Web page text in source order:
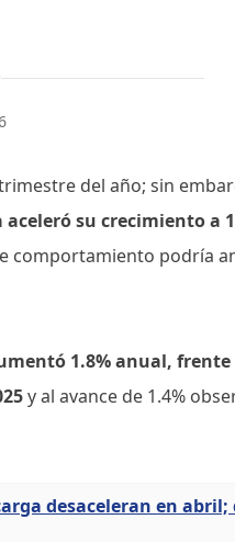
del año; sin
su crecimiento a
comportamiento podría
1.8% anual, frente
y al avance de 1.4%
desaceleran en abril;